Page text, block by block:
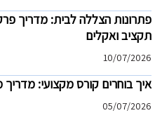
פתרונות הצללה לבית: מדריך
תקציב ואקלים
10/07/2026
איך בוחרים קורס מקצועי:
05/07/2026